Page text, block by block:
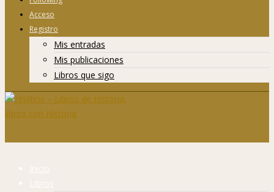
Acceso
Registro
Mis entradas
Mis publicaciones
Libros que sigo
Inicio
Libros